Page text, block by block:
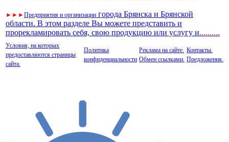
► ► ►Предприятия и организации города Брянска и Брянской
области. В этом разделе Вы можете представить и
прорекламировать себя, свою продукцию или услугу и..........
Условия, на которых
предоставляются страницы
сайта.
Политика
конфиденциальности
Реклама на сайте.
Обмен ссылками.
Контакты.
Предложения.